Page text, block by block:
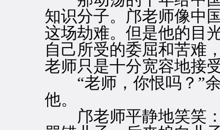
知识分子。邝老师像中
这场劫难。但是他的目
自己所受的委屈和苦难
老师只是十分宽容地接
“老师，你恨吗？”余
他。
邝老师平静地笑笑：